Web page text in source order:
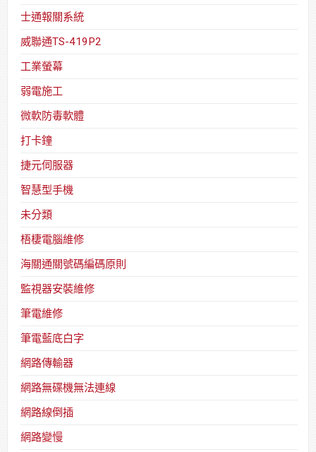
士通報關系統
威聯通TS-419P2
工業螢幕
弱電施工
微軟防毒軟體
打卡鐘
捷元伺服器
智慧型手機
未分類
梧棲電腦維修
海關通關號碼編碼原則
監視器安裝維修
筆電維修
筆電藍底白字
網路傳輸器
網路無碟機無法連線
網路線倒插
網路變慢